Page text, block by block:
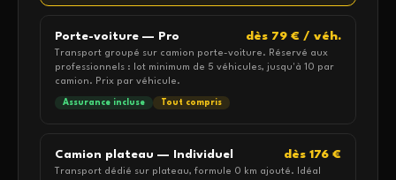
Porte-voiture — Pro dès 79 € / véh.
Transport groupé sur camion porte-voiture. Réservé aux
professionnels : lot minimum de 5 véhicules, jusqu'à 10 par
camion. Prix par véhicule.
Assurance incluse Tout compris
Camion plateau — Individuel dès 176 €
Transport dédié sur plateau, formule 0 km ajouté. Idéal